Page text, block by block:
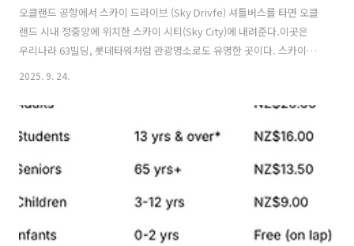
오클랜드 공항에서 스카이 드라이브 (Sky Drivfe) 셔틀버스를 타면 오클
랜드 시내 정중앙에 위치한 스카이 시티(Sky City)에 내려준다.이곳은
우리나라 63빌딩, 롯데타워처럼 관광명소로도 유명한 곳이다. 스카이드
라이브 (오클랜드 공항버스) 리뷰 -> 2025.09.22 - [뉴질랜드 여행/뉴질
랜드 공항 셔틀) 버스장에서 내려서 "Thearter"라고 적혀있는 방향을 따
라 직진한다.신호등을 두번정도 건넌 후에 오른쪽에 오클랜드 시티 호텔
(Auckland City Hotel)과 한글로 적힌 로얄 세이브 마트가 있는 사거리
에서 길을 건너면 된다. 시티와 반대되는 방향으로 조금만 내려가면 윗
2025. 9. 24.